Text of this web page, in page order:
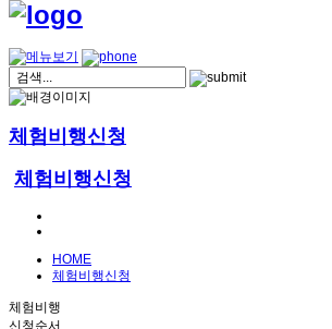
체험비행신청
체험비행신청
HOME
체험비행신청
체험비행